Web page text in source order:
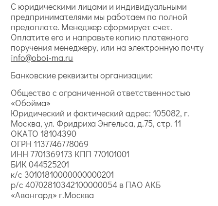
С юридическими лицами и индивидуальными
предпринимателями мы работаем по полной
предоплате. Менеджер сформирует счет.
Оплатите его и направьте копию платежного
поручения менеджеру, или на электронную почту
info@oboi-ma.ru
Банковские реквизиты организации:
Общество с ограниченной ответственностью
«Обойма»
Юридический и фактический адрес: 105082, г.
Москва, ул. Фридриха Энгельса, д.75, стр. 11
ОКАТО 18104390
ОГРН 1137746778069
ИНН 7701369173 КПП 770101001
БИК 044525201
к/с 30101810000000000201
р/с 40702810342100000054 в ПАО АКБ
«Авангард» г.Москва